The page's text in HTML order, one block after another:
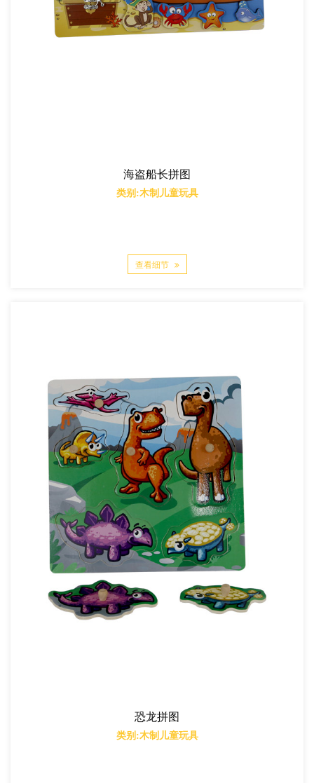
海盗船长拼图
类别:木制儿童玩具
查看细节
恐龙拼图
类别:木制儿童玩具